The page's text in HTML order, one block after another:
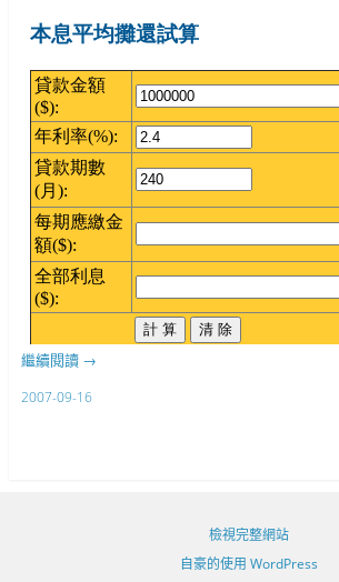
繼續閱讀 →
2007-09-16
檢視完整網站
自豪的使用 WordPress